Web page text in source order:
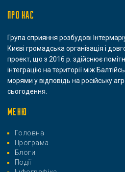
ПРО НАС
Група сприяння розбудові
Києві громадська організація і
проект, що з 2016 р. здійснює
інтеграцію на території між
морями у відповідь на російську
сьогодення.
МЕНЮ
Головна
Програма
Блоги
Події